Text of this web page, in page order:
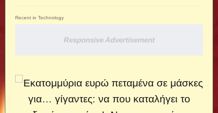
Recent in Technology
Responsive Advertisement